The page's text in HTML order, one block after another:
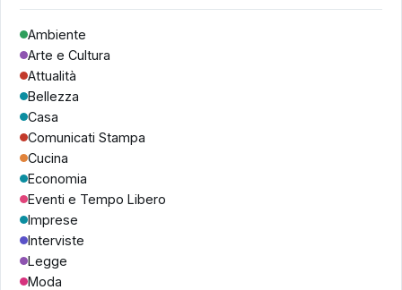
Ambiente
Arte e Cultura
Attualità
Bellezza
Casa
Comunicati Stampa
Cucina
Economia
Eventi e Tempo Libero
Imprese
Interviste
Legge
Moda